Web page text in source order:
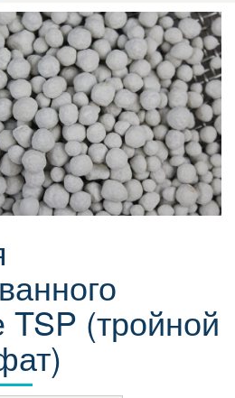
(тройной